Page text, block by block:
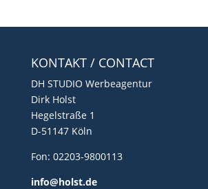
KONTAKT / CONTACT
DH STUDIO Werbeagentur
Dirk Holst
Hegelstraße 1
D-51147 Köln
Fon: 02203-9800113
info@holst.de